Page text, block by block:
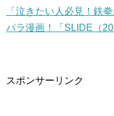
「泣きたい人必見！鉄
パラ漫画！「SLIDE（
スポンサーリンク